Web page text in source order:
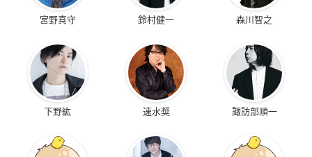
宮野真守 鈴村健一 森川智之
下野紘 速水奨 諏訪部順一